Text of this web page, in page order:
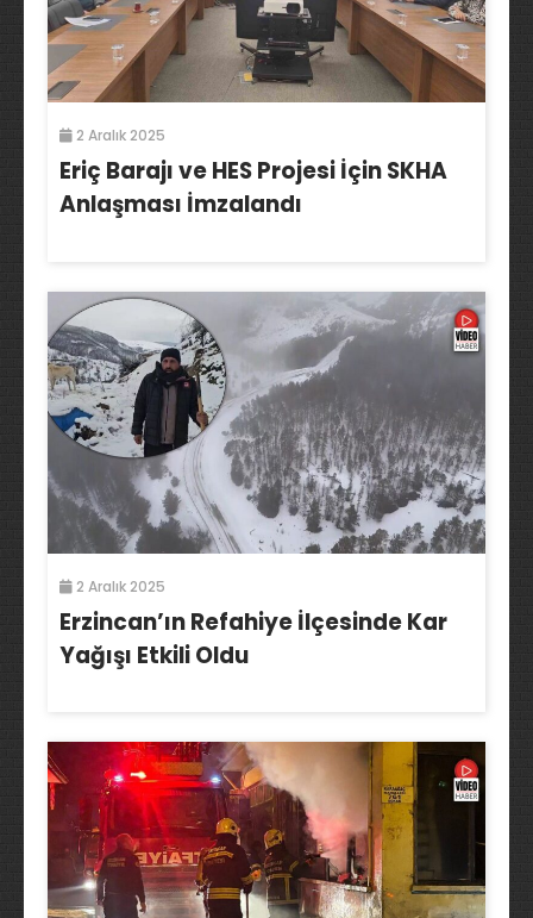
2 Aralık 2025
Eriç Barajı ve HES Projesi İçin SKHA
Anlaşması İmzalandı
2 Aralık 2025
Erzincan’ın Refahiye İlçesinde Kar
Yağışı Etkili Oldu